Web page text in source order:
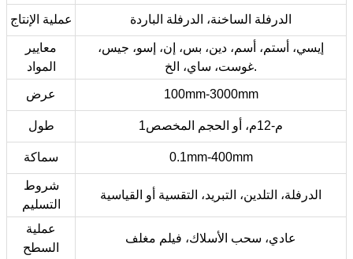
عملية الإنتاج الدرفلة الساخنة، الدرفلة الباردة
معايير
المواد
إيسي، أستم، أسم، دين، بس، إن، إسو، جيس،
غوست، ساي، الخ.
عرض 100mm-3000mm
طول 1م-12م، أو الحجم المخصص
سماكة 0.1mm-400mm
شروط
التسليم
الدرفلة، التلدين، التبريد، التقسية أو القياسية
عملية
السطح
عادي، سحب الأسلاك، فيلم مغلف